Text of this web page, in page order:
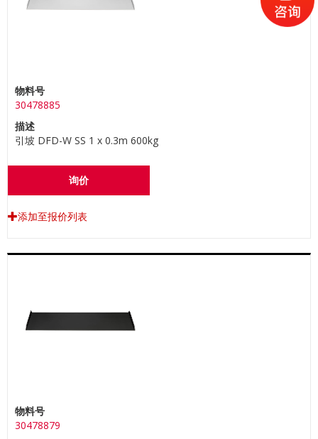
物料号
30478885
描述
引坡 DFD-W SS 1 x 0.3m 600kg
询价
添加至报价列表
物料号
30478879